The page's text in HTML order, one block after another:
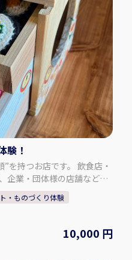
真っ白なシルクストールを
りの模様や色の濃さに仕上
チャーいたします。 ・出来
す。 「阿波じしら
波しじら織」の工場内をご
建築や鋸屋根の見学、今で
【集合場所】 長
府町和田189
験！
”を持つお店です。 飲食店・
企業・団体様の店舗などの
こともございます。共通
るすべてに笑顔になって
常に少しでも華やかさ、楽
山箱（ゆさんばこ）」は徳
・ものづくり体験
10,000 円